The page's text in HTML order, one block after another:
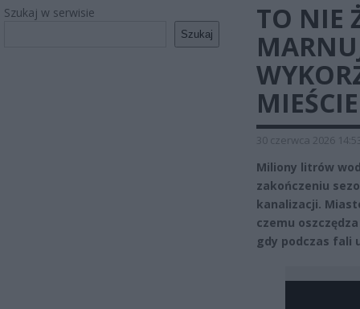
Szukaj w serwisie
Szukaj
TO NIE
MIEŚCIE
30 czerwca 2026
Miliony litrów
zakończeniu
kanalizacji.
czemu
gdy podczas fali